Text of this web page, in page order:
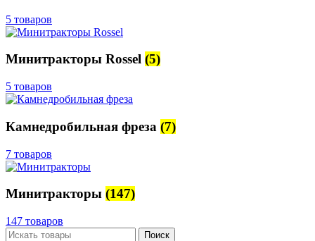
5 товаров
Минитракторы Rossel (5)
5 товаров
Камнедробильная фреза (7)
7 товаров
Минитракторы (147)
147 товаров
Поиск